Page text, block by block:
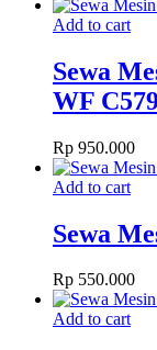
Add to cart
Sewa
WF
Rp 950.000
Add to cart
Sewa
Rp 550.000
Add to cart